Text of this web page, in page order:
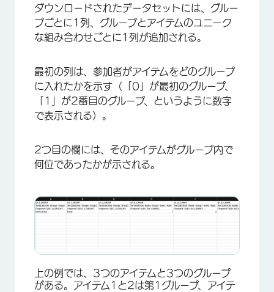
ダウンロードされたデータセットには、グルー
プごとに1列、グループとアイテムのユニーク
な組み合わせごとに1列が追加される。
最初の列は、参加者がアイテムをどのグループ
に入れたかを示す（「0」が最初のグループ、
「1」が2番目のグループ、というように数字
で表示される）。
2つ目の欄には、そのアイテムがグループ内で
何位であったかが示される。
上の例では、3つのアイテムと3つのグループ
がある。アイテム1と2は第1グループ、アイテ